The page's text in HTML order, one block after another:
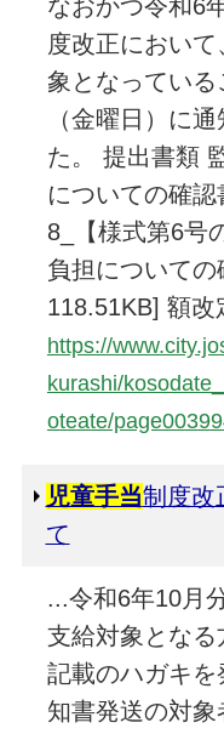
なおかつ令和6
度改正におい
象となっている
（金曜日）に
た。 提出書類
についての確
8_【様式第6号
負担についての
118.51KB] 額改
https://
kurashi/
oteate/
児童手当制度改
て
...令和6年10月
支給対象とな
記載のハガキ
知書発送の対